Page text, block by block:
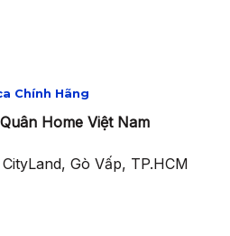
Chính Hãng
Home Việt Nam
Gò Vấp, TP.HCM